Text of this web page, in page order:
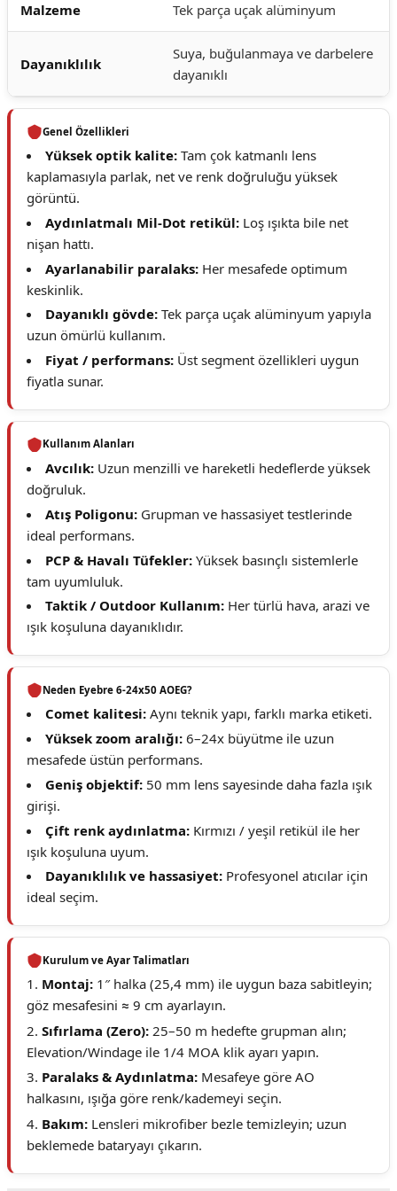
Malzeme Tek parça uçak alüminyum
Dayanıklılık
Suya, buğulanmaya ve darbelere
dayanıklı
Genel Özellikleri
Yüksek optik kalite: Tam çok katmanlı lens
kaplamasıyla parlak, net ve renk doğruluğu yüksek
görüntü.
Aydınlatmalı Mil-Dot retikül: Loş ışıkta bile net
nişan hattı.
Ayarlanabilir paralaks: Her mesafede optimum
keskinlik.
Dayanıklı gövde: Tek parça uçak alüminyum yapıyla
uzun ömürlü kullanım.
Fiyat / performans: Üst segment özellikleri uygun
fiyatla sunar.
Kullanım Alanları
Avcılık: Uzun menzilli ve hareketli hedeflerde yüksek
doğruluk.
Atış Poligonu: Grupman ve hassasiyet testlerinde
ideal performans.
PCP & Havalı Tüfekler: Yüksek basınçlı sistemlerle
tam uyumluluk.
Taktik / Outdoor Kullanım: Her türlü hava, arazi ve
ışık koşuluna dayanıklıdır.
Neden Eyebre 6-24x50 AOEG?
Comet kalitesi: Aynı teknik yapı, farklı marka etiketi.
Yüksek zoom aralığı: 6–24x büyütme ile uzun
mesafede üstün performans.
Geniş objektif: 50 mm lens sayesinde daha fazla ışık
girişi.
Çift renk aydınlatma: Kırmızı / yeşil retikül ile her
ışık koşuluna uyum.
Dayanıklılık ve hassasiyet: Profesyonel atıcılar için
ideal seçim.
Kurulum ve Ayar Talimatları
Montaj: 1″ halka (25,4 mm) ile uygun baza sabitleyin;
göz mesafesini ≈ 9 cm ayarlayın.
Sıfırlama (Zero): 25–50 m hedefte grupman alın;
Elevation/Windage ile 1/4 MOA klik ayarı yapın.
Paralaks & Aydınlatma: Mesafeye göre AO
halkasını, ışığa göre renk/kademeyi seçin.
Bakım: Lensleri mikrofiber bezle temizleyin; uzun
beklemede bataryayı çıkarın.